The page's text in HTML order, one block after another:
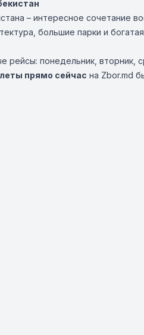
– интересное сочетание
большие парки и
рейсы: понедельник, вторник,
прямо сейчас на Zbor.md